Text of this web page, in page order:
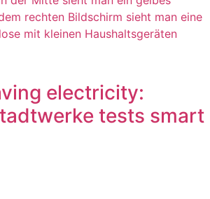
electricity:
tests smart